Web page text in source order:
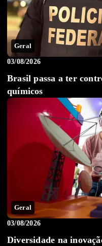
Geral
03/08/2026
Brasil passa a ter
químicos
Geral
03/08/2026
Diversidade na